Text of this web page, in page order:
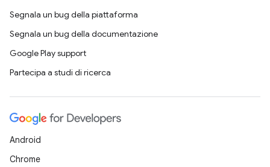
Segnala un bug della piattaforma
Segnala un bug della documentazione
Google Play support
Partecipa a studi di ricerca
Android
Chrome